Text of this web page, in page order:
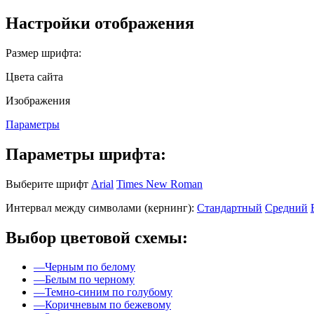
Настройки отображения
Размер шрифта:
Цвета сайта
Изображения
Параметры
Параметры шрифта:
Выберите шрифт Arial Times New Roman
Интервал между символами (кернинг): Стандартный Средний
Выбор цветовой схемы:
—Черным по белому
—Белым по черному
—Темно-синим по голубому
—Коричневым по бежевому